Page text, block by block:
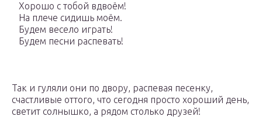
Хорошо с тобой вдвоём!
На плече сидишь моём.
Будем весело играть!
Будем песни распевать!
Так и гуляли они по двору, распевая песенку,
счастливые оттого, что сегодня просто хороший день,
светит солнышко, а рядом столько друзей!